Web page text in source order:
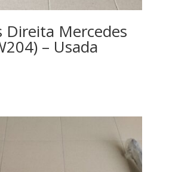
Direita Mercedes
– Usada